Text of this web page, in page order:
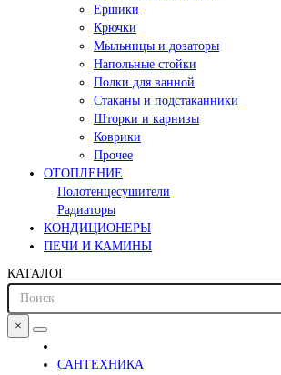
Ершики
Крючки
Мыльницы и дозаторы
Напольные стойки
Полки для ванной
Стаканы и подстаканники
Шторки и карнизы
Коврики
Прочее
ОТОПЛЕНИЕ
Полотенцесушители
Радиаторы
КОНДИЦИОНЕРЫ
ПЕЧИ И КАМИНЫ
КАТАЛОГ
×
САНТЕХНИКА